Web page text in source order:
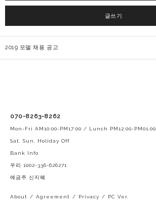
글쓰기
2019 모델 채용 공고
070-8263-8262
Mon-Fri AM10:00-PM17:00 / Lunch PM12:00-PM01:00
Sat, Sun, Holiday Off
Bank Info
우리 1002-336-626271
예금주 신지혜
About / Agreement / Privacy / PC Ver.